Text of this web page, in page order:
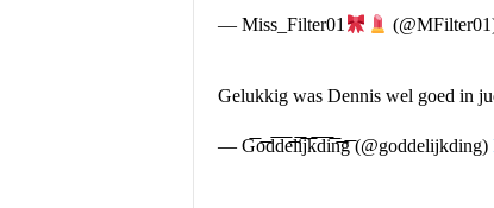
— Miss_Filter01
Gelukkig was Dennis wel goed in
— G͞͞o͞͞d͞͞d͞͞e͞͞l͞͞i͞͞j͞͞k͞͞d͞͞i͞͞n͞͞g͞͞ (@goddelijkding)